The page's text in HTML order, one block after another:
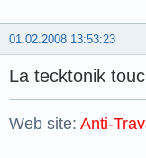
01.02.2008 13:53:23
La tecktonik
Web site: Anti-